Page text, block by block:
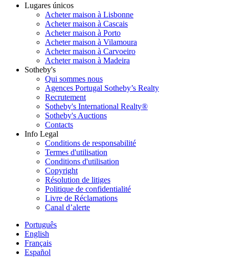
Lugares únicos
Acheter maison à Lisbonne
Acheter maison à Cascais
Acheter maison à Porto
Acheter maison à Vilamoura
Acheter maison à Carvoeiro
Acheter maison à Madeira
Sotheby's
Qui sommes nous
Agences Portugal Sotheby’s Realty
Recrutement
Sotheby's International Realty®
Sotheby's Auctions
Contacts
Info Legal
Conditions de responsabilité
Termes d'utilisation
Conditions d'utilisation
Copyright
Résolution de litiges
Politique de confidentialité
Livre de Réclamations
Canal d’alerte
Português
English
Français
Español